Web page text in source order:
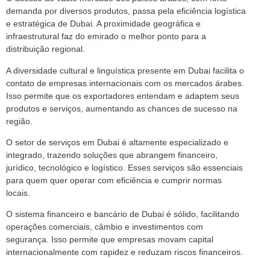
demanda por diversos produtos, passa pela eficiência logística
e estratégica de Dubai. A proximidade geográfica e
infraestrutural faz do emirado o melhor ponto para a
distribuição regional.
A diversidade cultural e linguística presente em Dubai facilita o
contato de empresas internacionais com os mercados árabes.
Isso permite que os exportadores entendam e adaptem seus
produtos e serviços, aumentando as chances de sucesso na
região.
O setor de serviços em Dubai é altamente especializado e
integrado, trazendo soluções que abrangem financeiro,
jurídico, tecnológico e logístico. Esses serviços são essenciais
para quem quer operar com eficiência e cumprir normas
locais.
O sistema financeiro e bancário de Dubai é sólido, facilitando
operações comerciais, câmbio e investimentos com
segurança. Isso permite que empresas movam capital
internacionalmente com rapidez e reduzam riscos financeiros.